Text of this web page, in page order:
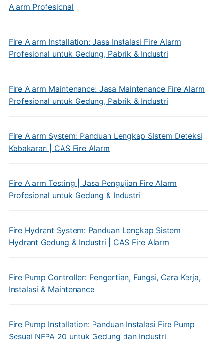
Alarm Profesional
Fire Alarm Installation: Jasa Instalasi Fire Alarm
Profesional untuk Gedung, Pabrik & Industri
Fire Alarm Maintenance: Jasa Maintenance Fire Alarm
Profesional untuk Gedung, Pabrik & Industri
Fire Alarm System: Panduan Lengkap Sistem Deteksi
Kebakaran | CAS Fire Alarm
Fire Alarm Testing | Jasa Pengujian Fire Alarm
Profesional untuk Gedung & Industri
Fire Hydrant System: Panduan Lengkap Sistem
Hydrant Gedung & Industri | CAS Fire Alarm
Fire Pump Controller: Pengertian, Fungsi, Cara Kerja,
Instalasi & Maintenance
Fire Pump Installation: Panduan Instalasi Fire Pump
Sesuai NFPA 20 untuk Gedung dan Industri